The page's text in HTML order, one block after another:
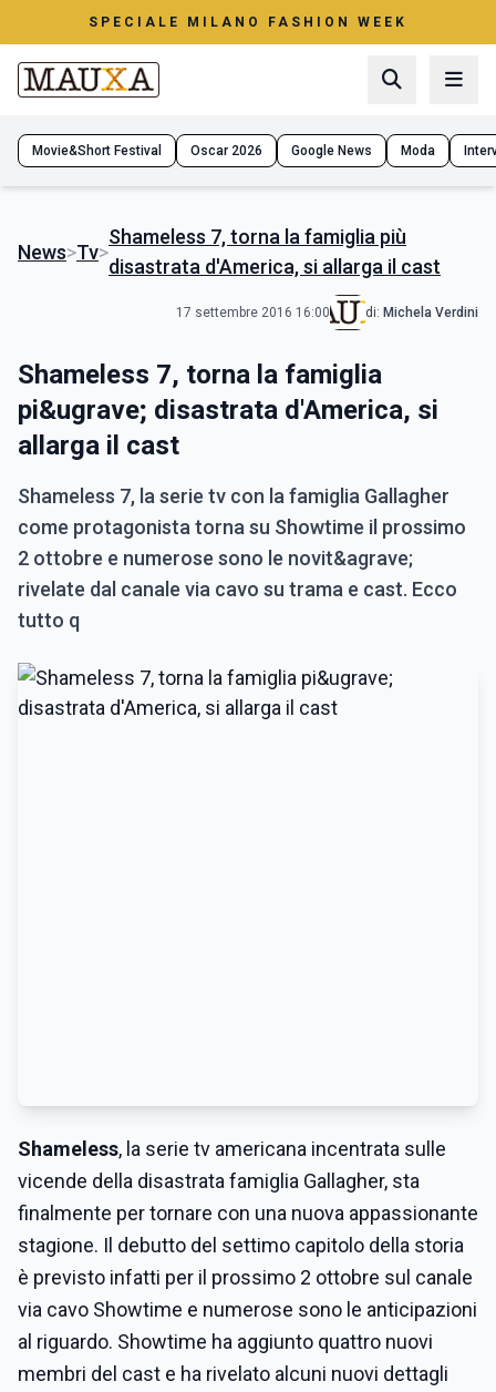
SPECIALE MILANO FASHION WEEK
Movie&Short Festival Oscar 2026 Google News Moda
News>Tv>
Shameless 7, torna la famiglia più
disastrata d'America, si allarga il cast
17 settembre 2016 16:00 di: Michela Verdini
Shameless 7, torna la famiglia
pi&ugrave; disastrata d'America, si
allarga il cast
Shameless 7, la serie tv con la famiglia Gallagher
come protagonista torna su Showtime il prossimo
2 ottobre e numerose sono le novit&agrave;
rivelate dal canale via cavo su trama e cast. Ecco
tutto q
Shameless, la serie tv americana incentrata sulle
vicende della disastrata famiglia Gallagher, sta
finalmente per tornare con una nuova appassionante
stagione. Il debutto del settimo capitolo della storia
è previsto infatti per il prossimo 2 ottobre sul canale
via cavo Showtime e numerose sono le anticipazioni
al riguardo. Showtime ha aggiunto quattro nuovi
membri del cast e ha rivelato alcuni nuovi dettagli